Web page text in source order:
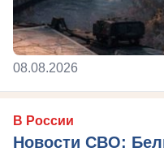
08.08.2026
В России
Новости СВО: